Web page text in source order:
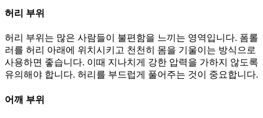
허리 부위
허리 부위는 많은 사람들이 불편함을 느끼는 영역입니다. 폼롤
러를 허리 아래에 위치시키고 천천히 몸을 기울이는 방식으로
사용하면 좋습니다. 이때 지나치게 강한 압력을 가하지 않도록
유의해야 합니다. 허리를 부드럽게 풀어주는 것이 중요합니다.
어깨 부위